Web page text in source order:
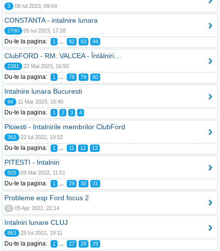
3 08 Iul 2023, 09:54
CONSTANTA - intalnire lunara
2790 05 Iul 2023, 17:28
Du-te la pagina: 1 ... 92 93 94
ClubFORD - RM. VALCEA - Întâlniri....
2391 22 Mai 2023, 16:50
Du-te la pagina: 1 ... 78 79 80
Intalnire lunara Bucuresti
94 11 Mar 2023, 15:40
Du-te la pagina: 1 2 3 4
Ploiesti - Intalnirile membrilor ClubFord
363 22 Iul 2022, 19:32
Du-te la pagina: 1 ... 11 12 13
PITESTI - Intalniri
925 09 Mai 2022, 11:51
Du-te la pagina: 1 ... 29 30 31
Probleme esp Ford focus 2
0 05 Apr 2022, 22:14
Intalniri lunare CLUJ
863 25 Iul 2021, 19:11
Du-te la pagina: 1 ... 27 28 29